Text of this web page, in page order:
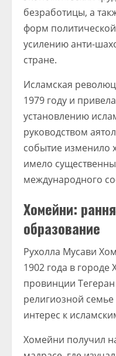
безработицы, а
форм
усилению анти-
стране.
Исламская
1979 году и
установлению
руководством
событие изменило
имело
международного
Хомейни:
образование
Рухолла Мусави
1902 года в
провинции
религиозной семье
интерес к
Хомейни получил